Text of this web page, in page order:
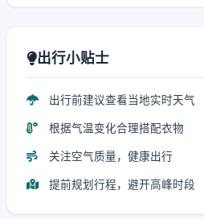
出行小贴士
出行前建议查看当地实时天气
根据气温变化合理搭配衣物
关注空气质量，健康出行
提前规划行程，避开高峰时段